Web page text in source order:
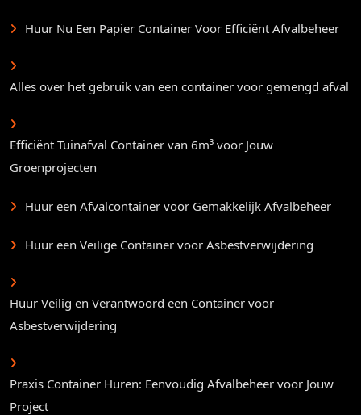
Huur Nu Een Papier Container Voor Efficiënt Afvalbeheer
Alles over het gebruik van een container voor gemengd afval
Efficiënt Tuinafval Container van 6m³ voor Jouw
Groenprojecten
Huur een Afvalcontainer voor Gemakkelijk Afvalbeheer
Huur een Veilige Container voor Asbestverwijdering
Huur Veilig en Verantwoord een Container voor
Asbestverwijdering
Praxis Container Huren: Eenvoudig Afvalbeheer voor Jouw
Project